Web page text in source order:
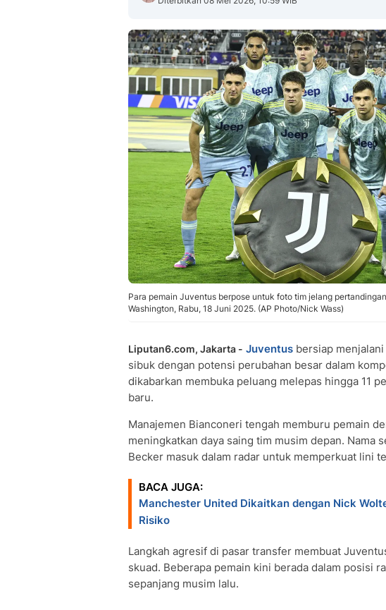
Para pemain Juventus berpose untuk foto tim jelang
Washington, Rabu, 18 Juni 2025. (AP Photo/Nick Wass)
Liputan6.com, Jakarta - Juventus bersiap
sibuk dengan potensi perubahan besar dalam
dikabarkan membuka peluang melepas hingga 11
baru.
Manajemen Bianconeri tengah memburu pemain
meningkatkan daya saing tim musim depan. Nama
Becker masuk dalam radar untuk memperkuat lini
BACA JUGA:
Manchester United Dikaitkan dengan Nick
Risiko
Langkah agresif di pasar transfer membuat
skuad. Beberapa pemain kini berada dalam posisi
sepanjang musim lalu.